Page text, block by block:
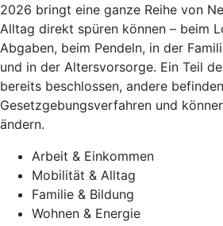
2026 bringt eine ganze Reihe von
Alltag direkt spüren können – beim
Abgaben, beim Pendeln, in der
und in der Altersvorsorge. Ein Teil
bereits beschlossen, andere
Gesetzgebungsverfahren und
ändern.
Arbeit & Einkommen
Mobilität & Alltag
Familie & Bildung
Wohnen & Energie